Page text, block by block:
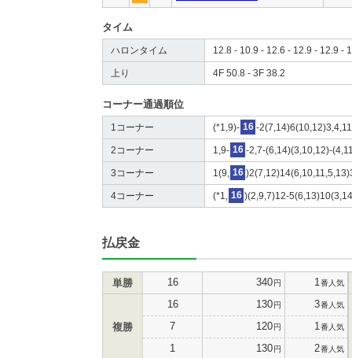
タイム
ハロンタイム 12.8 - 10.9 - 12.6 - 12.9 - 12.9 -
上り 4F 50.8 - 3F 38.2
コーナー通過順位
1コーナー (*1,9)- 16 -
2コーナー 1,9- 16 -2,7-(6,14)(3,10,12)-
3コーナー 1(9, 16
4コーナー (*1, 16 )(2,9,7)12-
払戻金
単勝 16 340円 1 番人気
複勝
16 130円 3番人気
7 120円 1 番人気
1 130円 2番人気